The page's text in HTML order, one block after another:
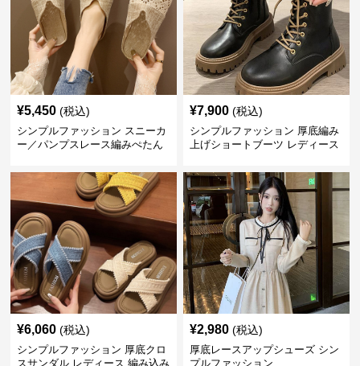
¥5,450 (税込)
シンプルファッション スニーカ
ー／パンプスレース編みぺたん
¥7,900 (税込)
シンプルファッション 厚底編み
上げショートブーツ レディース
¥6,060 (税込)
シンプルファッション 厚底クロ
スサンダル レディース 編み込み
¥2,980 (税込)
厚底レースアップシューズ シン
プルファッション